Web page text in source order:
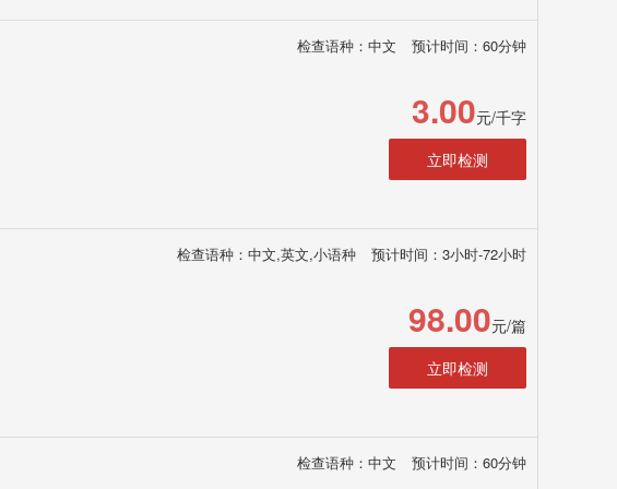
检查语种：中文 预计时间：60分钟
3.00元/千字
立即检测
检查语种：中文,英文,小语种 预计时间：3小时-72小时
98.00元/篇
立即检测
检查语种：中文 预计时间：60分钟